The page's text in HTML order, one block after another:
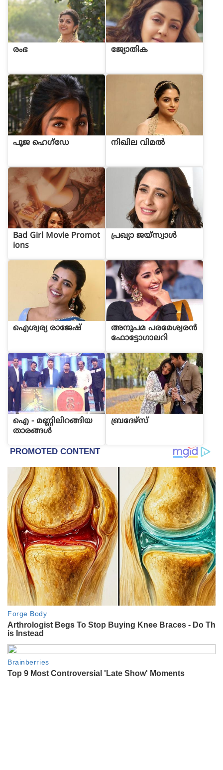
രംഭ ജ്യോതിക
പൂജ ഹെഗ്ഡേ നിഖില വിമൽ
Bad Girl Movie Promot
ions
പ്രഖ്യാ ജയ്സ്വാൾ
ഐശ്വര്യ രാജേഷ്
അനുപമ പരമേശ്വരന്‍
ഫോട്ടോഗാലറി
ഐ - മണ്ണിലിറങ്ങിയ
താരങ്ങള്‍
ബ്രദേഴ്സ്